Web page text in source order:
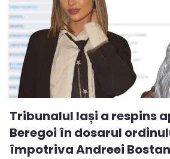
Tribunalul Iași a respins
Beregoi în dosarul
împotriva Andreei